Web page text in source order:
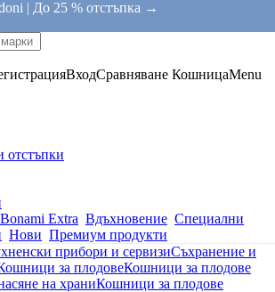
| До 25 % отстъпка →
ВходСравняване КошницаMenu
отстъпки
Bonami Extra Вдъхновение Специални
Нови Премиум продукти
прибори и сервизиСъхранение и
за плодовеКошници за плодове
на храниКошници за плодове